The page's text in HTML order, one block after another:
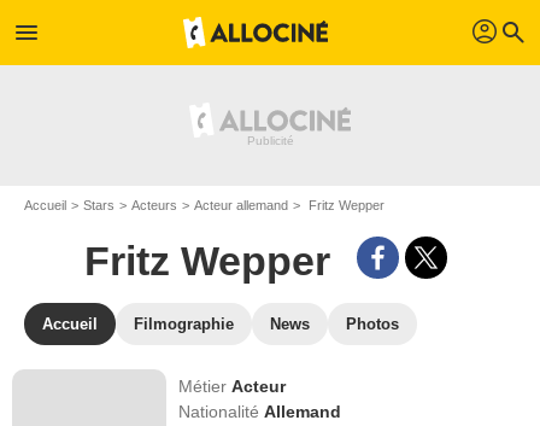
menu profil search
Accueil Stars Acteurs Acteur allemand Fritz Wepper
Fritz Wepper
Accueil Filmographie News Photos
MétierActeur
NationalitéAllemand